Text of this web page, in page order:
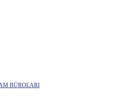
BÜROLARI